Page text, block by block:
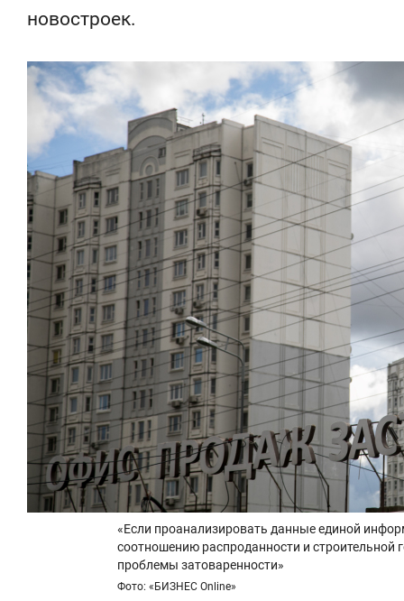
новостроек.
«Если проанализировать данные единой
соотношению распроданности и строительной
проблемы затоваренности»
Фото: «БИЗНЕС Online»